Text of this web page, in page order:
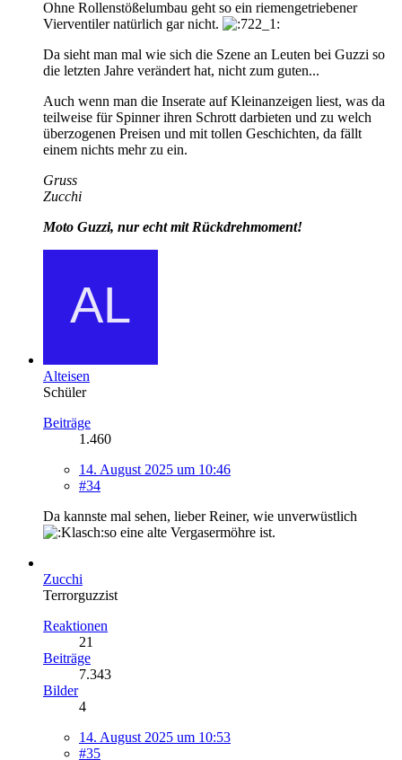
Ohne Rollenstößelumbau geht so ein riemengetriebener
Vierventiler natürlich gar nicht.
Da sieht man mal wie sich die Szene an Leuten bei Guzzi so
die letzten Jahre verändert hat, nicht zum guten...
Auch wenn man die Inserate auf Kleinanzeigen liest, was da
teilweise für Spinner ihren Schrott darbieten und zu welch
überzogenen Preisen und mit tollen Geschichten, da fällt
einem nichts mehr zu ein.
Gruss
Zucchi
Moto Guzzi, nur echt mit Rückdrehmoment!
Alteisen
Schüler
Beiträge
1.460
14. August 2025 um 10:46
#34
Da kannste mal sehen, lieber Reiner, wie unverwüstlich
so eine alte Vergasermöhre ist.
Zucchi
Terrorguzzist
Reaktionen
21
Beiträge
7.343
Bilder
4
14. August 2025 um 10:53
#35